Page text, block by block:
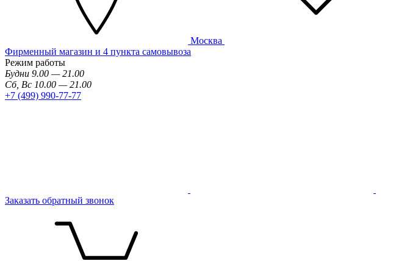
Москва
Фирменный магазин и 4 пункта самовывоза
Режим работы
Будни 9.00 — 21.00
Сб, Вс 10.00 — 21.00
+7 (499) 990-77-77
Заказать обратный звонок